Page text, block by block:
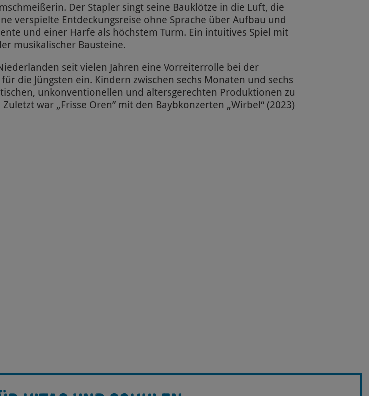
Der Stapler singt seine Bauklötze in die Luft, die
verspielte Entdeckungsreise ohne Sprache über Aufbau und
und einer Harfe als höchstem Turm. Ein intuitives Spiel mit
musikalischer Bausteine.
seit vielen Jahren eine Vorreiterrolle bei der
die Jüngsten ein. Kindern zwischen sechs Monaten und sechs
unkonventionellen und altersgerechten Produktionen zu
war „Frisse Oren” mit den Baybkonzerten „Wirbel“ (2023)